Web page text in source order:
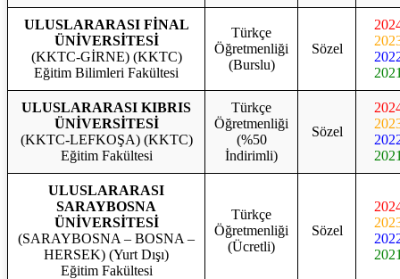
ULUSLARARASI FİNAL
ÜNİVERSİTESİ
(KKTC-GİRNE) (KKTC)
Eğitim Bilimleri Fakültesi
Türkçe
Öğretmenliği
(Burslu)
Sözel
ULUSLARARASI KIBRIS
ÜNİVERSİTESİ
(KKTC-LEFKOŞA) (KKTC)
Eğitim Fakültesi
Türkçe
Öğretmenliği
(%50
İndirimli)
Sözel
ULUSLARARASI
SARAYBOSNA
ÜNİVERSİTESİ
(SARAYBOSNA – BOSNA –
HERSEK) (Yurt Dışı)
Eğitim Fakültesi
Türkçe
Öğretmenliği
(Ücretli)
Sözel